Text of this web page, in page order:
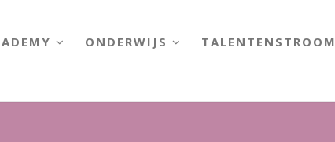
ONDERWIJS TALENTENSTROOM